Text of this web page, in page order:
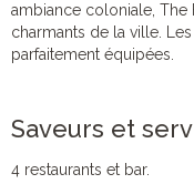
ambiance coloniale, The
charmants de la ville.
parfaitement équipées.
Saveurs et
4 restaurants et bar.